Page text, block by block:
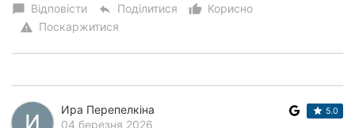
chat_bubble Відповісти reply Поділитися thumb_up_alt
Корисно
warning Поскаржитися
Ира Перепелкіна
04 березня 2026
5.0